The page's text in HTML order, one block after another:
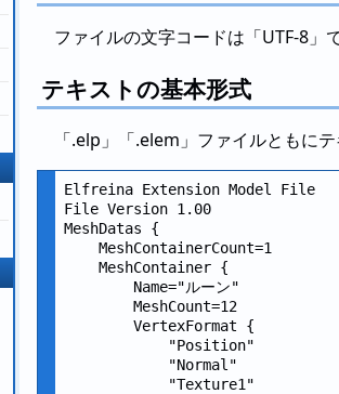
ファイルの文字コードは「UTF-8」で
テキストの基本形式
「.elp」「.elem」ファイルともに
Elfreina Extension Model File
File Version 1.00
MeshDatas {
    MeshContainerCount=1
    MeshContainer {
        Name="ルーン"
        MeshCount=12
        VertexFormat {
            "Position"
            "Normal"
            "Texture1"